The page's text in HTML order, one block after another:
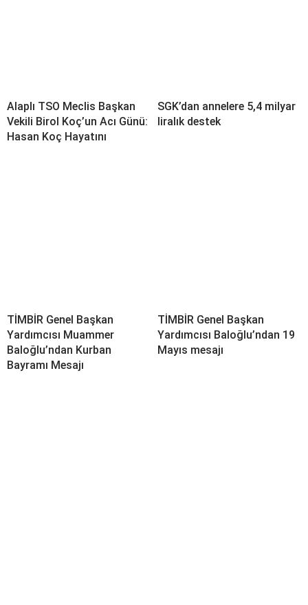
Alaplı TSO Meclis Başkan
Vekili Birol Koç’un Acı Günü:
Hasan Koç Hayatını
SGK’dan annelere 5,4 milyar
liralık destek
TİMBİR Genel Başkan
Yardımcısı Muammer
Baloğlu’ndan Kurban
Bayramı Mesajı
TİMBİR Genel Başkan
Yardımcısı Baloğlu’ndan 19
Mayıs mesajı